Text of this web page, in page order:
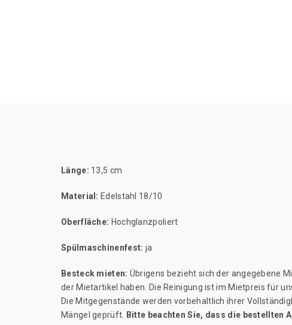
Länge: 13,5 cm
Material: Edelstahl 18/10
Oberfläche: Hochglanzpoliert
Spülmaschinenfest: ja
Besteck mieten: Übrigens bezieht sich der angegebene
der Mietartikel haben. Die Reinigung ist im Mietpreis für
Die Mitgegenstände werden vorbehaltlich ihrer
Mängel geprüft.
Bitte beachten Sie, dass die bestellten